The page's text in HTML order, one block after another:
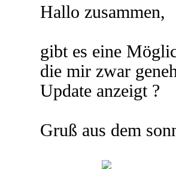
Hallo zusammen,
gibt es eine
die mir zwar
Update anzeigt ?
Gruß aus dem